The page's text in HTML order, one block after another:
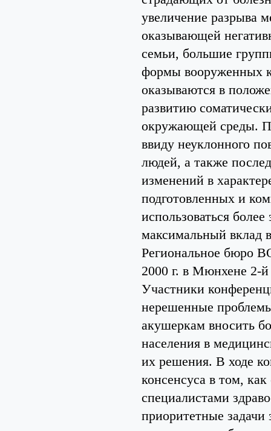
увеличение разрыва
оказывающей
семьи, большие
формы вооруженных
оказываются в
развитию
окружающей среды.
ввиду неуклонного
людей, а также
изменений в
подготовленных и
использоваться
максимальный вклад
Региональное бюро
2000 г. в Мюнхене 2-
Участники
нерешенные
акушеркам вносить
населения в
их решения. В ходе
консенсуса в том,
специалистами
приоритетные задачи